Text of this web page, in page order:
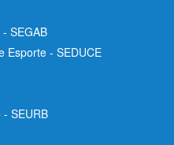
SEGAB
Esporte - SEDUCE
SEURB